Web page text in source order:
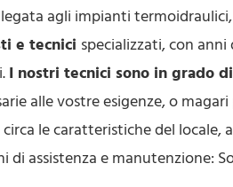
agli impianti
e tecnici specializzati, con anni
I nostri tecnici sono in grado
alle vostre esigenze, o
le caratteristiche del locale,
di assistenza e manutenzione: